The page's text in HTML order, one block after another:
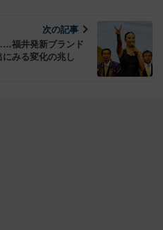
次の記事
福井発新ブランド
みる変化の兆し